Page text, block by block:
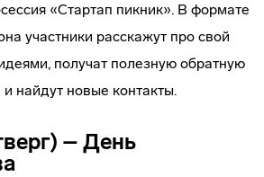
«Стартап пикник». В формате
участники расскажут про свой
получат полезную обратную
и найдут новые контакты.
– День